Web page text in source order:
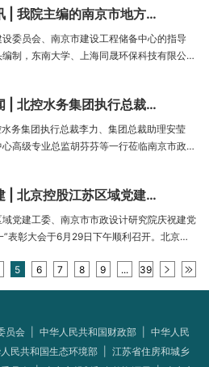
编的团体标准《城市河道水环境综合整治
简称《导则》），经中国勘察设计协会批
8日正式
NJMD-喜讯 | 我院主编的南京市地方标准《河道水系海绵城市建设技术规范》正式发布
委员会、南京市建设工程储备中心的指导
制，东南大学、上海同晟环保科技有限公司
，于2023年6月19日正式发布，2023年6
，标准号为DB3201/T 1151-2023。本规范
NJMD-新闻 | 北控水务集团执行总裁李力一行莅临南京市政院调研指导
务集团执行总裁李力、集团总裁助理安莹
高级专业总监胡芬芬等一行莅临南京市政院
绩现状等方面进行了工作汇报，就公司下半
了具体落实措施，同时也提出了公司与集团深
—胡芬芬总监指出
NJMD-党建 | 北京控股江苏区域党建工委和南京市政院共同庆祝中国共产党成立102周年
党建工委、南京市市政设计研究院庆祝建党
”表彰大会于6月29日下午顺利召开。北京控
表等共计200余人参加了会议。中共玄武区
书记张杰，玄武区新街口街道党工委书记丁
5 6 7 8 9 ... 39
员会
中华人民共和国财政部
中华人民
民共和国生态环境部
江苏省住房和城乡